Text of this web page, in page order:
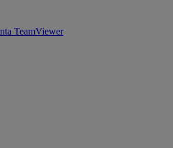
TeamViewer